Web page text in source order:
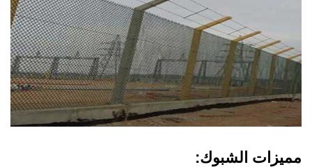
مميزات الشبوك: